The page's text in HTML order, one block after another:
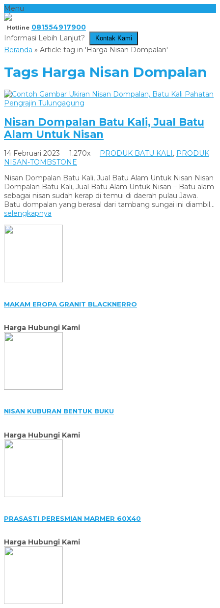
Menu
Hotline 081554917900
Informasi Lebih Lanjut?
Kontak Kami
Beranda » Article tag in 'Harga Nisan Dompalan'
Tags Harga Nisan Dompalan
Nisan Dompalan Batu Kali, Jual Batu
Alam Untuk Nisan
14 Februari 2023 1.270x PRODUK BATU KALI , PRODUK
NISAN-TOMBSTONE
Nisan Dompalan Batu Kali, Jual Batu Alam Untuk Nisan Nisan
Dompalan Batu Kali, Jual Batu Alam Untuk Nisan – Batu alam
sebagai nisan sudah kerap di temui di daerah pulau Jawa.
Batu dompalan yang berasal dari tambang sungai ini diambil...
selengkapnya
MAKAM EROPA GRANIT BLACKNERRO
Harga Hubungi Kami
NISAN KUBURAN BENTUK BUKU
Harga Hubungi Kami
PRASASTI PERESMIAN MARMER 60X40
Harga Hubungi Kami